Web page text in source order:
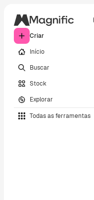
Criar
Início
Buscar
Stock
Explorar
Todas as ferramentas